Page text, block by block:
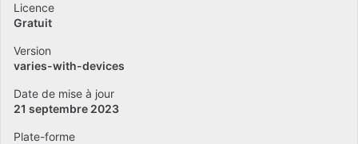
Licence
Gratuit
Version
varies-with-devices
Date de mise à jour
21 septembre 2023
Plate-forme